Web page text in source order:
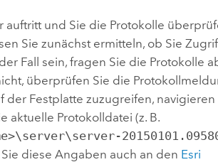
und Sie die Protokolle
Sie zunächst ermitteln, ob Sie
Fall sein, fragen Sie die Protokolle
überprüfen Sie die
der Festplatte zuzugreifen, navigieren
aktuelle Protokolldatei (z. B.
diese Angaben auch an den Esri